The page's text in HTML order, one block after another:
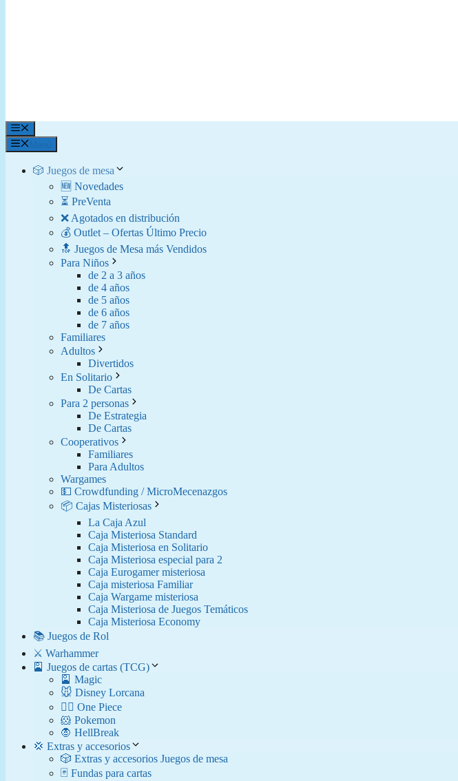
Menú
🎲 Juegos de mesa
🆕 Novedades
⏳ PreVenta
❌ Agotados en distribución
💰 Outlet – Ofertas Último Precio
🔝 Juegos de Mesa más Vendidos
Para Niños
de 2 a 3 años
de 4 años
de 5 años
de 6 años
de 7 años
Familiares
Adultos
Divertidos
En Solitario
De Cartas
Para 2 personas
De Estrategia
De Cartas
Cooperativos
Familiares
Para Adultos
Wargames
💵 Crowdfunding / MicroMecenazgos
📦 Cajas Misteriosas
La Caja Azul
Caja Misteriosa Standard
Caja Misteriosa en Solitario
Caja Misteriosa especial para 2
Caja Eurogamer misteriosa
Caja misteriosa Familiar
Caja Wargame misteriosa
Caja Misteriosa de Juegos Temáticos
Caja Misteriosa Economy
📚 Juegos de Rol
⚔️ Warhammer
🎴 Juegos de cartas (TCG)
🎴 Magic
🐭 Disney Lorcana
🏴‍☠️ One Piece
🐹 Pokemon
🧛​ HellBreak
💢 Extras y accesorios
🎲 Extras y accesorios Juegos de mesa
🃏 Fundas para cartas